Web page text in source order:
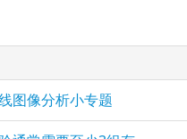
图像分析小专题